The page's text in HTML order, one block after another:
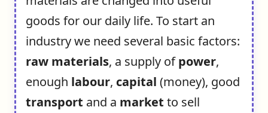
goods for our daily life. To start an
industry we need several basic factors:
raw materials, a supply ofpower,
enough labour, capital (money), good
transport and a market to sell